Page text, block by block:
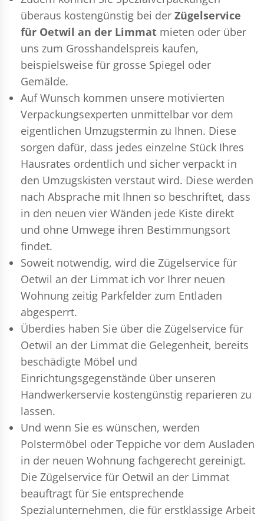
überaus kostengünstig bei der Zügelservice
für Oetwil an der Limmat mieten oder über
uns zum Grosshandelspreis kaufen,
beispielsweise für grosse Spiegel oder
Gemälde.
Auf Wunsch kommen unsere motivierten
Verpackungsexperten unmittelbar vor dem
eigentlichen Umzugstermin zu Ihnen. Diese
sorgen dafür, dass jedes einzelne Stück Ihres
Hausrates ordentlich und sicher verpackt in
den Umzugskisten verstaut wird. Diese werden
nach Absprache mit Ihnen so beschriftet, dass
in den neuen vier Wänden jede Kiste direkt
und ohne Umwege ihren Bestimmungsort
findet.
Soweit notwendig, wird die Zügelservice für
Oetwil an der Limmat ich vor Ihrer neuen
Wohnung zeitig Parkfelder zum Entladen
abgesperrt.
Überdies haben Sie über die Zügelservice für
Oetwil an der Limmat die Gelegenheit, bereits
beschädigte Möbel und
Einrichtungsgegenstände über unseren
Handwerkerservie kostengünstig reparieren zu
lassen.
Und wenn Sie es wünschen, werden
Polstermöbel oder Teppiche vor dem Ausladen
in der neuen Wohnung fachgerecht gereinigt.
Die Zügelservice für Oetwil an der Limmat
beauftragt für Sie entsprechende
Spezialunternehmen, die für erstklassige Arbeit